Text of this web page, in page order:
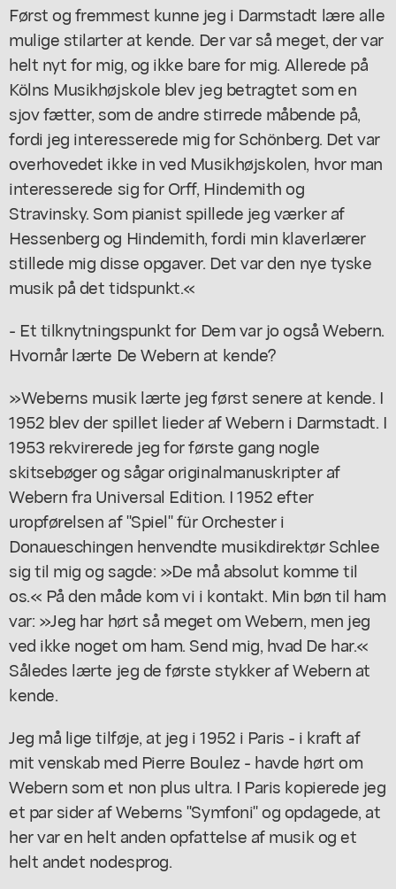
Først og fremmest kunne jeg i Darmstadt lære alle
mulige stilarter at kende. Der var så meget, der var
helt nyt for mig, og ikke bare for mig. Allerede på
Kölns Musikhøjskole blev jeg betragtet som en
sjov fætter, som de andre stirrede måbende på,
fordi jeg interesserede mig for Schönberg. Det var
overhovedet ikke in ved Musikhøjskolen, hvor man
interesserede sig for Orff, Hindemith og
Stravinsky. Som pianist spillede jeg værker af
Hessenberg og Hindemith, fordi min klaverlærer
stillede mig disse opgaver. Det var den nye tyske
musik på det tidspunkt.«
- Et tilknytningspunkt for Dem var jo også Webern.
Hvornår lærte De Webern at kende?
»Weberns musik lærte jeg først senere at kende. I
1952 blev der spillet lieder af Webern i Darmstadt. I
1953 rekvirerede jeg for første gang nogle
skitsebøger og sågar originalmanuskripter af
Webern fra Universal Edition. I 1952 efter
uropførelsen af "Spiel" für Orchester i
Donaueschingen henvendte musikdirektør Schlee
sig til mig og sagde: »De må absolut komme til
os.« På den måde kom vi i kontakt. Min bøn til ham
var: »Jeg har hørt så meget om Webern, men jeg
ved ikke noget om ham. Send mig, hvad De har.«
Således lærte jeg de første stykker af Webern at
kende.
Jeg må lige tilføje, at jeg i 1952 i Paris - i kraft af
mit venskab med Pierre Boulez - havde hørt om
Webern som et non plus ultra. I Paris kopierede jeg
et par sider af Weberns "Symfoni" og opdagede, at
her var en helt anden opfattelse af musik og et
helt andet nodesprog.